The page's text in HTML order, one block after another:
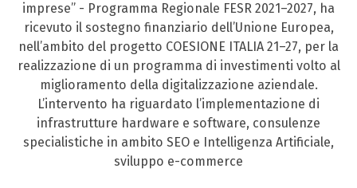
imprese” - Programma Regionale FESR 2021–2027, ha
ricevuto il sostegno finanziario dell’Unione Europea,
nell’ambito del progetto COESIONE ITALIA 21–27, per la
realizzazione di un programma di investimenti volto al
miglioramento della digitalizzazione aziendale.
L’intervento ha riguardato l’implementazione di
infrastrutture hardware e software, consulenze
specialistiche in ambito SEO e Intelligenza Artificiale,
sviluppo e-commerce